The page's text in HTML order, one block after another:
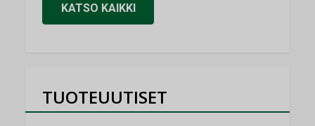
KATSO KAIKKI
TUOTEUUTISET